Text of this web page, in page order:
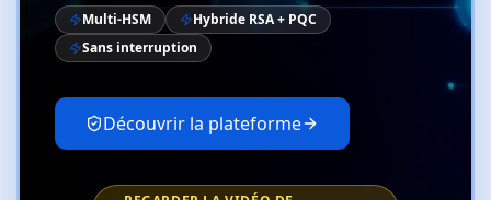
Multi-HSM
Hybride RSA + PQC
Sans interruption
Découvrir la plateforme